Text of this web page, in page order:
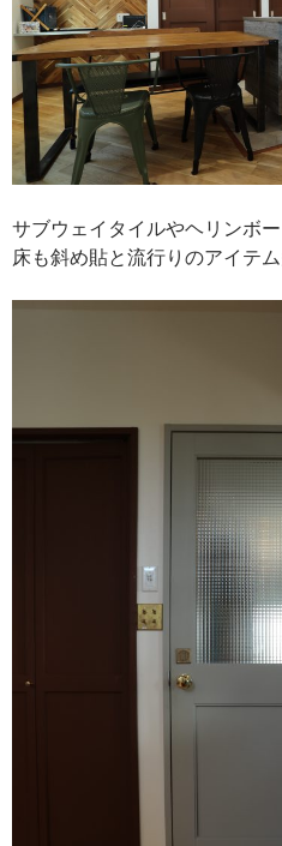
サブウェイタイルやヘリンボ
床も斜め貼と流行りのアイテ